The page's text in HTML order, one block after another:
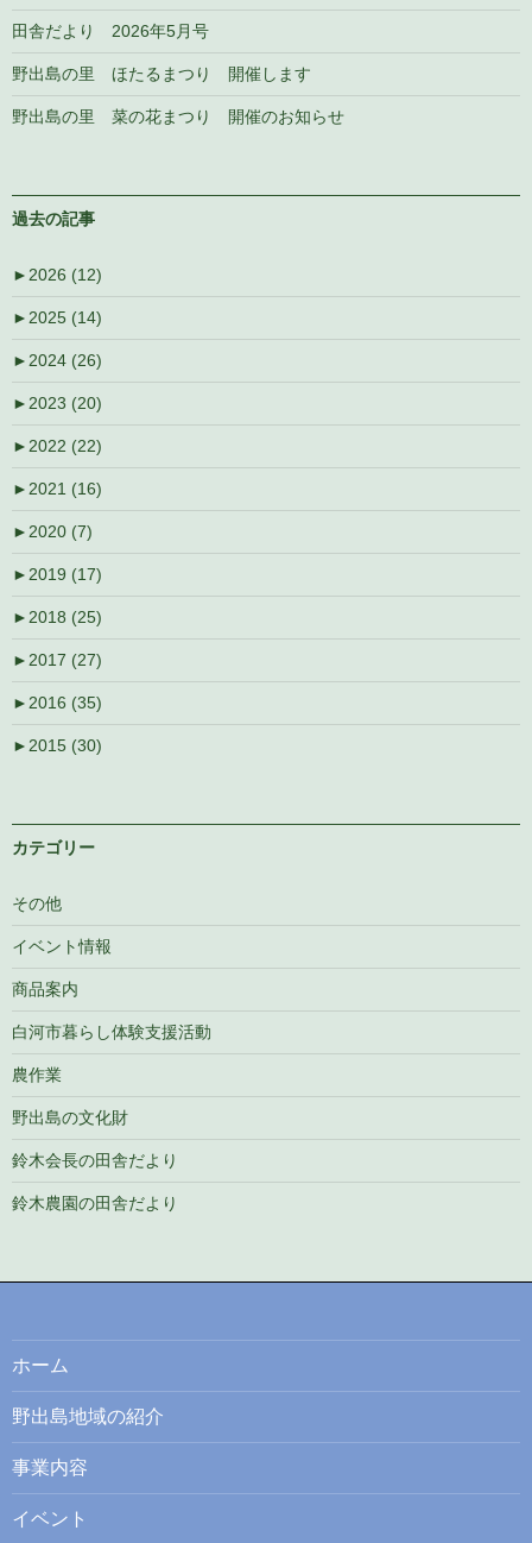
田舎だより 2026年5月号
野出島の里 ほたるまつり 開催します
野出島の里 菜の花まつり 開催のお知らせ
過去の記事
► 2026 (12)
► 2025 (14)
► 2024 (26)
► 2023 (20)
► 2022 (22)
► 2021 (16)
► 2020 (7)
► 2019 (17)
► 2018 (25)
► 2017 (27)
► 2016 (35)
► 2015 (30)
カテゴリー
その他
イベント情報
商品案内
白河市暮らし体験支援活動
農作業
野出島の文化財
鈴木会長の田舎だより
鈴木農園の田舎だより
ホーム
野出島地域の紹介
事業内容
イベント